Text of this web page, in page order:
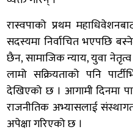
रास्वपाको प्रथम
सदस्यमा निर्वाचित भएपछि
छैन, सामाजिक न्याय, युवा
लामो सक्रियताको पनि
देखिएको छ । आगामी दिनमा
राजनीतिक अभ्यासलाई
अपेक्षा गरिएको छ ।